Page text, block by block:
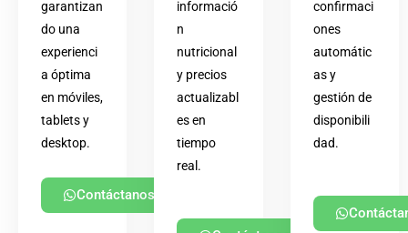
garantizan
do una
experienci
a óptima
en móviles,
tablets y
desktop.
Contáctanos
informació
n
nutricional
y precios
actualizabl
es en
tiempo
real.
confirmaci
ones
automátic
as y
gestión de
disponibili
dad.